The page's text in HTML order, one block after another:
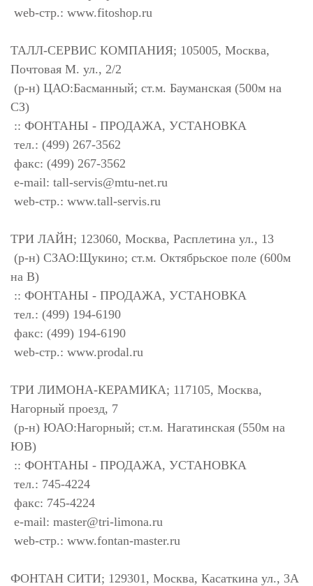
web-стр.: www.fitoshop.ru
ТАЛЛ-СЕРВИС КОМПАНИЯ; 105005, Москва,
Почтовая М. ул., 2/2
(р-н) ЦАО:Басманный; ст.м. Бауманская (500м на
СЗ)
:: ФОНТАНЫ - ПРОДАЖА, УСТАНОВКА
тел.: (499) 267-3562
факс: (499) 267-3562
e-mail: tall-servis@mtu-net.ru
web-стр.: www.tall-servis.ru
ТРИ ЛАЙН; 123060, Москва, Расплетина ул., 13
(р-н) СЗАО:Щукино; ст.м. Октябрьское поле (600м
на В)
:: ФОНТАНЫ - ПРОДАЖА, УСТАНОВКА
тел.: (499) 194-6190
факс: (499) 194-6190
web-стр.: www.prodal.ru
ТРИ ЛИМОНА-КЕРАМИКА; 117105, Москва,
Нагорный проезд, 7
(р-н) ЮАО:Нагорный; ст.м. Нагатинская (550м на
ЮВ)
:: ФОНТАНЫ - ПРОДАЖА, УСТАНОВКА
тел.: 745-4224
факс: 745-4224
e-mail: master@tri-limona.ru
web-стр.: www.fontan-master.ru
ФОНТАН СИТИ; 129301, Москва, Касаткина ул., 3А